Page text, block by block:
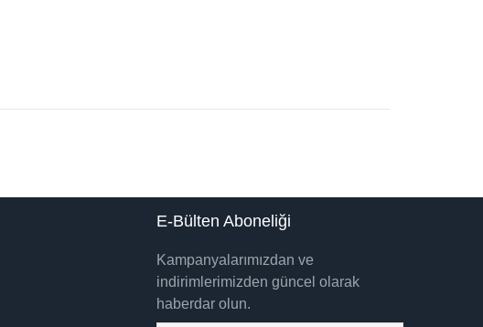
E-Bülten Aboneliği
Kampanyalarımızdan ve
indirimlerimizden güncel olarak
haberdar olun.